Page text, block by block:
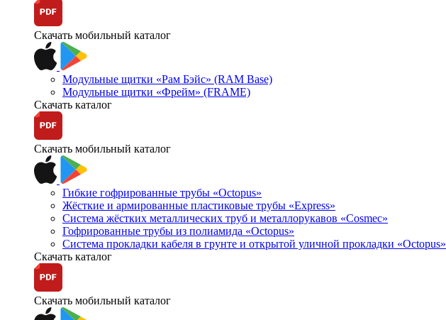
Скачать мобильный каталог
Модульные щитки «Рам Бэйс» (RAM Base)
Модульные щитки «Фрейм» (FRAME)
Скачать каталог
Скачать мобильный каталог
Гибкие гофрированные трубы «Octopus»
Жёсткие и армированные пластиковые трубы «Express»
Система жёстких металлических труб и металлорукавов «Cosmec»
Гофрированные трубы из полиамида «Octopus»
Система прокладки кабеля в грунте и открытой уличной прокладки «Octopus»
Скачать каталог
Скачать мобильный каталог